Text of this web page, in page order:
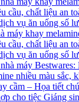
máy khay
cầu, chất liệu an
vụ ăn uống số